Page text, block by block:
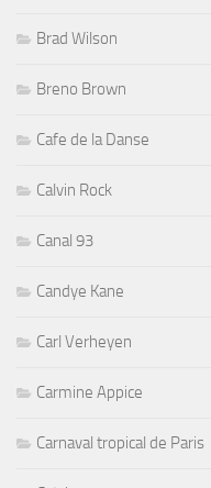
Brad Wilson
Breno Brown
Cafe de la Danse
Calvin Rock
Canal 93
Candye Kane
Carl Verheyen
Carmine Appice
Carnaval tropical de Paris